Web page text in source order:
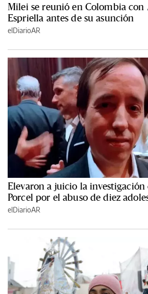
Milei se reunió en Colombia con
Espriella antes de su asunción
elDiarioAR
Elevaron a juicio la
Porcel por el abuso de diez
elDiarioAR